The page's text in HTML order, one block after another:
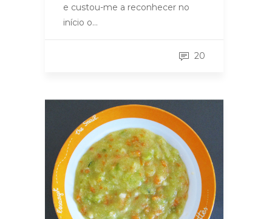
e custou-me a reconhecer no
início o…
20